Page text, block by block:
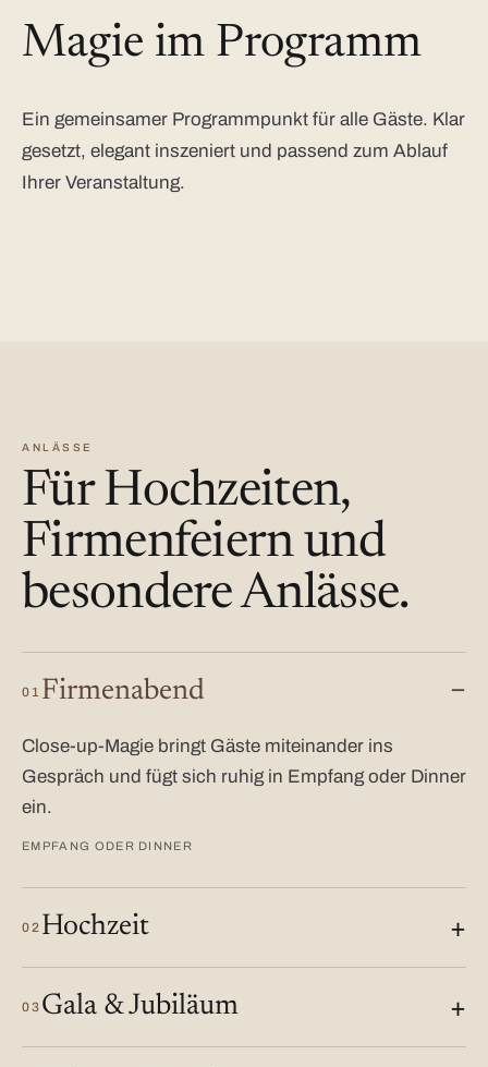
Magie im Programm
Ein gemeinsamer Programmpunkt für alle Gäste. Klar
gesetzt, elegant inszeniert und passend zum Ablauf
Ihrer Veranstaltung.
ANLÄSSE
Für Hochzeiten,
Firmenfeiern und
besondere Anlässe.
01 Firmenabend
Close-up-Magie bringt Gäste miteinander ins
Gespräch und fügt sich ruhig in Empfang oder Dinner
ein.
EMPFANG ODER DINNER
02 Hochzeit
03 Gala & Jubiläum